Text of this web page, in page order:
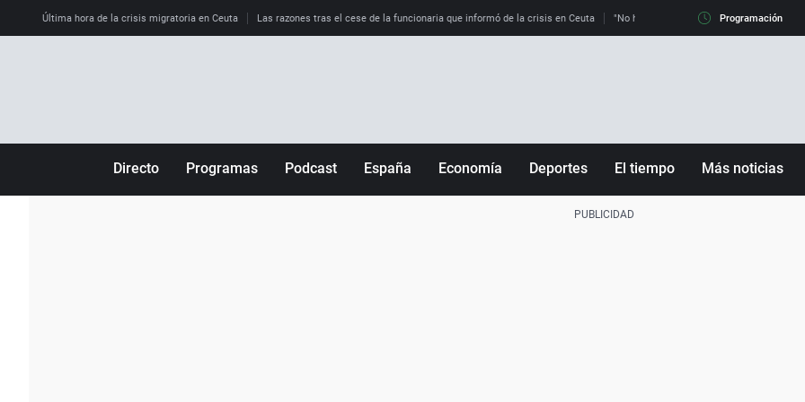
Última hora de la crisis migratoria en Ceuta Las razones tras el cese de la funcionaria que informó de la crisis en Ceuta "No hay mafias, que no nos engañen":
Programación
Directo Programas Podcast España Economía Deportes El tiempo Más noticias